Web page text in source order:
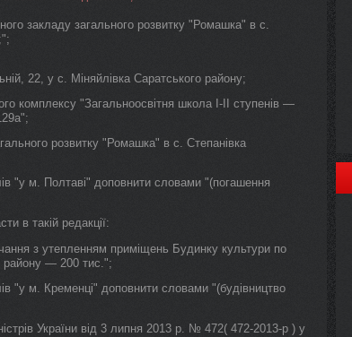
закладу загального розвитку "Ромашка" в с.
22, у с. Міняйлівка Саратського району;
комплексу "Загальноосвітня школа I-II ступенів —
розвитку "Ромашка" в с. Степанівка
"у м. Полтаві" доповнити словами "(погашення
в такій редакції:
з утепленням приміщень Будинку культури по
району — 200 тис.";
"у м. Кременці" доповнити словами "(будівництво
України від 3 липня 2013 р. № 472( 472-2013-р ) у